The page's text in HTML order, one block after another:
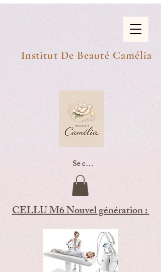
Institut De Beauté Camélia
Se connecter
CELLU M6 Nouvel génération :